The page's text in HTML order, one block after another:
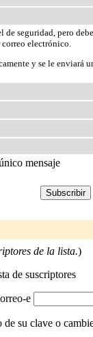
seguridad, pero
correo electrónico.
y se le enviará
mensaje
de la lista.)
de suscriptores
e
su clave o